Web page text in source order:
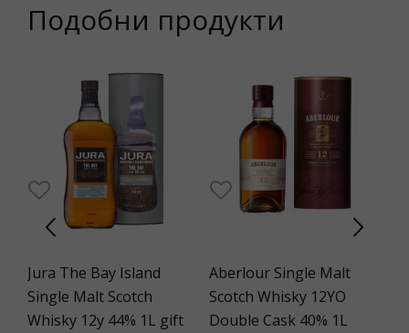
Подобни продукти
Jura The Bay Island
Single Malt Scotch
Whisky 12y 44% 1L gift
Aberlour Single Malt
Scotch Whisky 12YO
Double Cask 40% 1L